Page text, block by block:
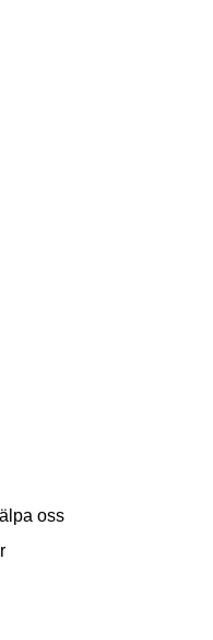
oss